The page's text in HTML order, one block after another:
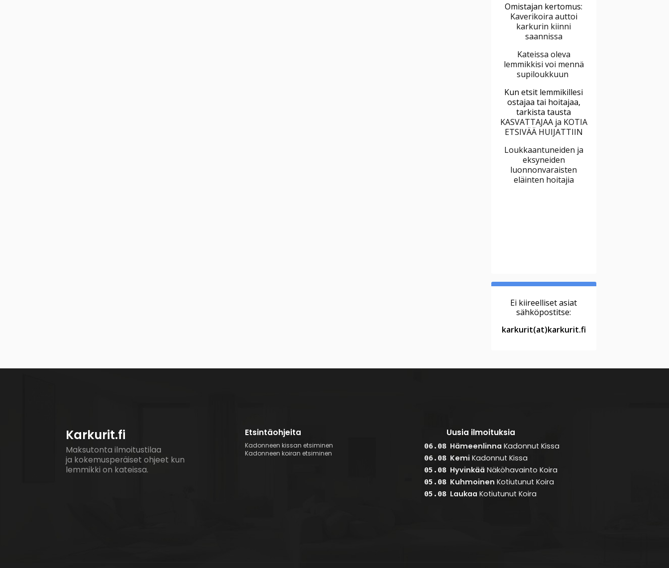
Omistajan kertomus:
Kaverikoira auttoi
karkurin kiinni
saannissa
Kateissa oleva
lemmikkisi voi mennä
supiloukkuun
Kun etsit lemmikillesi
ostajaa tai hoitajaa,
tarkista tausta
KASVATTAJAA ja KOTIA
ETSIVÄÄ HUIJATTIIN
Loukkaantuneiden ja
eksyneiden
luonnonvaraisten
eläinten hoitajia
Ei kiireelliset asiat
sähköpostitse:
karkurit(at)karkurit.fi
Karkurit.fi
Maksutonta ilmoitustilaa
ja kokemusperäiset ohjeet kun
lemmikki on kateissa.
Etsintäohjeita
Kadonneen kissan etsiminen
Kadonneen koiran etsiminen
Uusia ilmoituksia
06.08 Hämeenlinna Kadonnut Kissa
06.08 Kemi Kadonnut Kissa
05.08 Hyvinkää Näköhavainto Koira
05.08 Kuhmoinen Kotiutunut Koira
05.08 Laukaa Kotiutunut Koira